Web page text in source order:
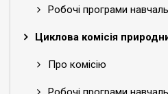
Робочі програми
Циклова комісія
Про комісію